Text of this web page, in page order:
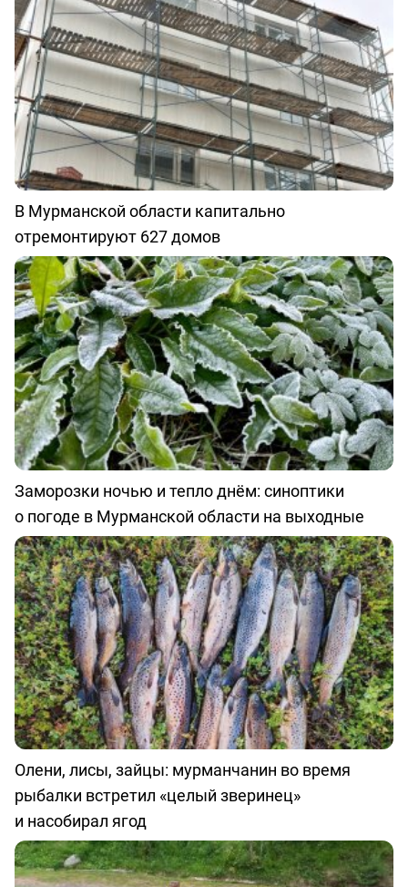
В Мурманской области капитально
отремонтируют 627 домов
Заморозки ночью и тепло днём: синоптики
о погоде в Мурманской области на выходные
Олени, лисы, зайцы: мурманчанин во время
рыбалки встретил «целый зверинец»
и насобирал ягод